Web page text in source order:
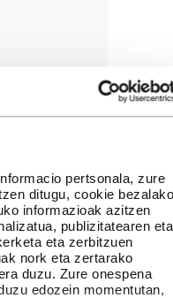
pertsonala, zure
ditugu, cookie bezalako
informazioak azitzen
publizitatearen eta
eta zerbitzuen
nork eta zertarako
duzu. Zure onespena
edozein momentutan,